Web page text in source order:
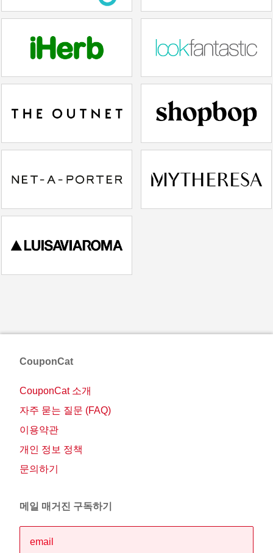
CouponCat
CouponCat 소개
자주 묻는 질문 (FAQ)
이용약관
개인 정보 정책
문의하기
메일 매거진 구독하기